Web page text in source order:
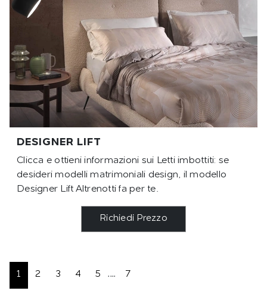
DESIGNER LIFT
Clicca e ottieni informazioni sui Letti imbottiti: se
desideri modelli matrimoniali design, il modello
Designer Lift Altrenotti fa per te.
Richiedi Prezzo
1 2 3 4 5 .... 7